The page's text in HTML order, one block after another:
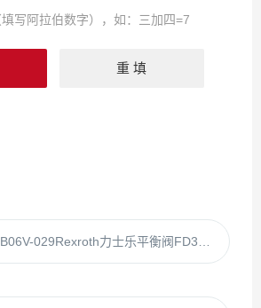
写阿拉伯数字），如：三加四=7